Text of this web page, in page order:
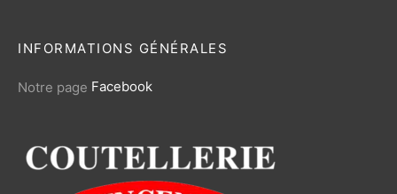
INFORMATIONS GÉNÉRALES
Notre page Facebook